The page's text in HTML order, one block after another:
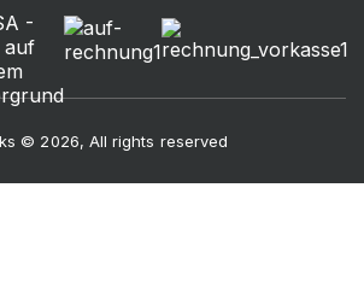
© 2026, All rights reserved